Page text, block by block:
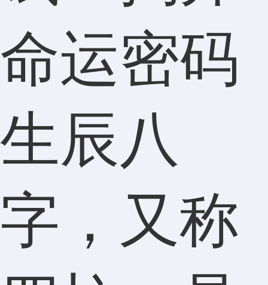
命运密码
生辰八
字，又称